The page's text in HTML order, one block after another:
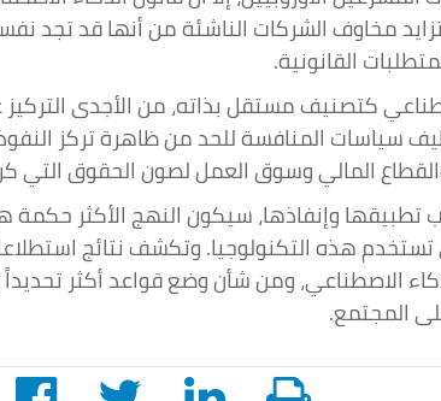
مخاوف الشركات الناشئة من أنها قد
القانونية.
كتصنيف مستقل بذاته، من الأجدى التركيز
سياسات المنافسة للحد من ظاهرة تركز
المالي وسوق العمل لصون الحقوق التي
تطبيقها وإنفاذها، سيكون النهج الأكثر
تستخدم هذه التكنولوجيا. وتكشف نتائج
الاصطناعي، ومن شأن وضع قواعد أكثر
المجتمع.